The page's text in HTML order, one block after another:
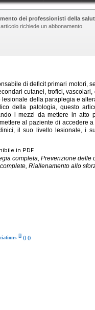
dei professionisti della
richiede un abbonamento.
di deficit primari motori,
cutanei, trofici,
della paraplegia e
della patologia, questo
i mezzi da mettere in atto
al paziente di accedere
il suo livello lesionale, i
in PDF.
completa, Prevenzione
Riallenamento allo
[] () ()